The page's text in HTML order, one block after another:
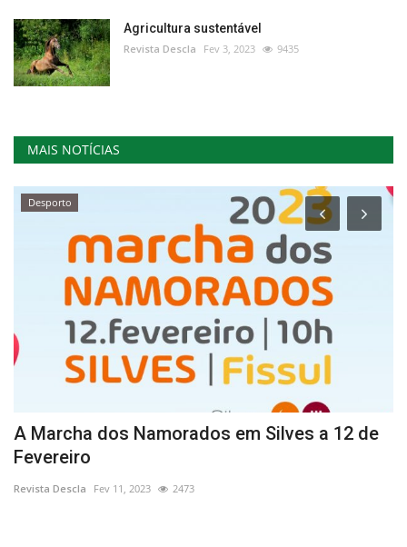
Agricultura sustentável
Revista Descla Fev 3, 2023 9435
MAIS NOTÍCIAS
Desporto
A Marcha dos Namorados em Silves a 12 de
Fevereiro
Revista Descla Fev 11, 2023 2473